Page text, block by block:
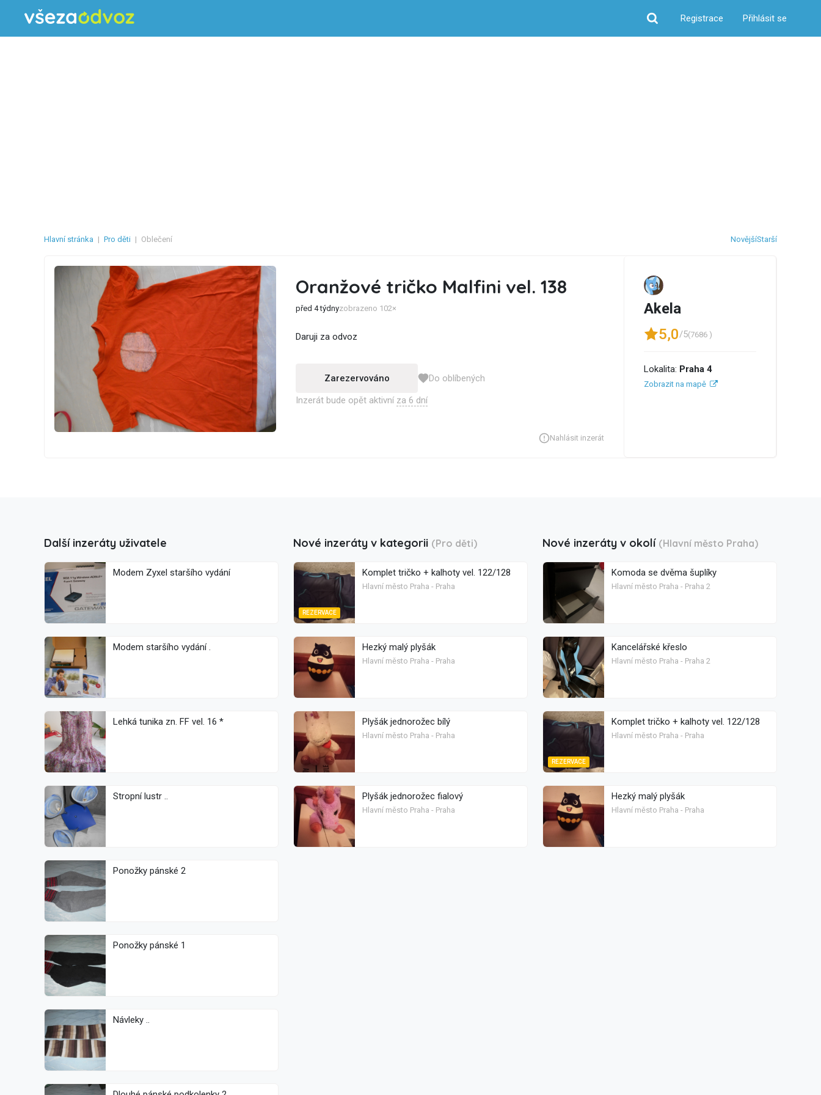
Hledat
Registrace Přihlásit se
Hlavní stránka | Pro děti | Oblečení NovějšíStarší
Oranžové tričko Malfini vel. 138
před 4 týdnyzobrazeno 102×
Daruji za odvoz
Zarezervováno
Do oblíbených
Inzerát bude opět aktivní za 6 dní
Nahlásit inzerát
Akela
5,0/5(7686 )
Lokalita: Praha 4
Zobrazit na mapě
Další inzeráty uživatele
Modem Zyxel staršího vydání
Modem staršího vydání .
Lehká tunika zn. FF vel. 16 *
Stropní lustr ..
Ponožky pánské 2
Ponožky pánské 1
Návleky ..
Nové inzeráty v kategorii (Pro děti)
REZERVACE
Komplet tričko + kalhoty vel. 122/128
Hlavní město Praha - Praha
Hezký malý plyšák
Hlavní město Praha - Praha
Plyšák jednorožec bílý
Hlavní město Praha - Praha
Plyšák jednorožec fialový
Hlavní město Praha - Praha
Nové inzeráty v okolí (Hlavní město Praha)
Komoda se dvěma šuplíky
Hlavní město Praha - Praha 2
Kancelářské křeslo
Hlavní město Praha - Praha 2
REZERVACE
Komplet tričko + kalhoty vel. 122/128
Hlavní město Praha - Praha
Hezký malý plyšák
Hlavní město Praha - Praha